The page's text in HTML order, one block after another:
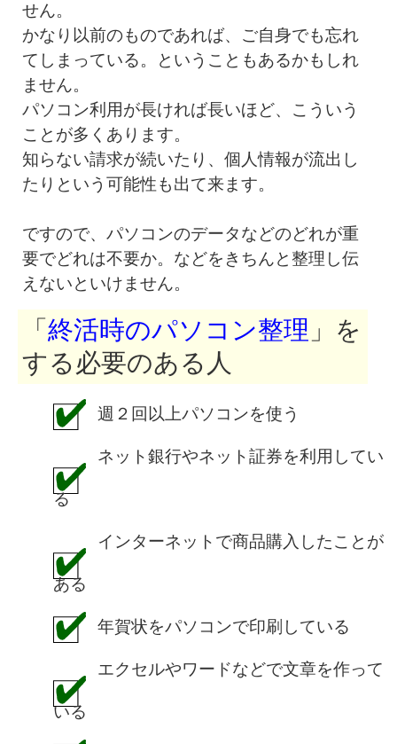
せん。
かなり以前のものであれば、ご自身でも忘れ
てしまっている。ということもあるかもしれ
ません。
パソコン利用が長ければ長いほど、こういう
ことが多くあります。
知らない請求が続いたり、個人情報が流出し
たりという可能性も出て来ます。
ですので、パソコンのデータなどのどれが重
要でどれは不要か。などをきちんと整理し伝
えないといけません。
「 終活時のパソコン整理 」を
する必要のある人
週２回以上パソコンを使う
ネット銀行やネット証券を利用してい
る
インターネットで商品購入したことが
ある
年賀状をパソコンで印刷している
エクセルやワードなどで文章を作って
いる